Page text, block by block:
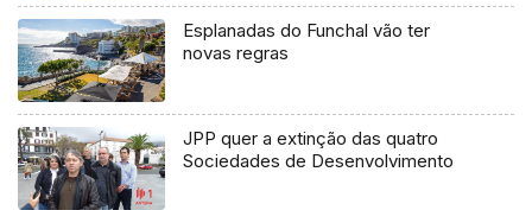
Esplanadas do Funchal vão ter
novas regras
JPP quer a extinção das quatro
Sociedades de Desenvolvimento